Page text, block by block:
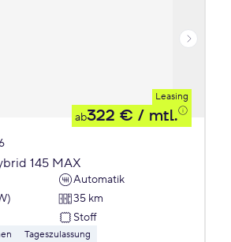
Leasing
ab322 € / mtl.
145 MAX
Automatik
35 km
Stoff
Tageszulassung